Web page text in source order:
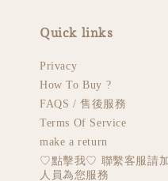
Quick links
Privacy
How To Buy ?
FAQS / 售後服務
Terms Of Service
make a return
♡︎點擊我♡︎ 聯繫客服請
人員為您服務